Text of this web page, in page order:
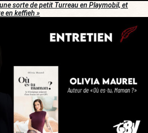
sorte de petit Turreau en Playmobil, et
en keffieh »